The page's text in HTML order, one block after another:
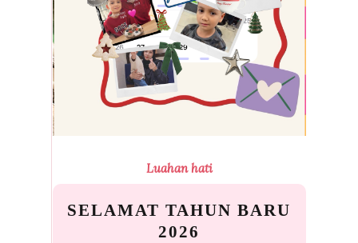
Luahan hati
SELAMAT TAHUN BARU
2026